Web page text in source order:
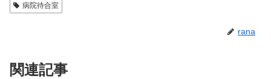
病院待合室
rana
関連記事